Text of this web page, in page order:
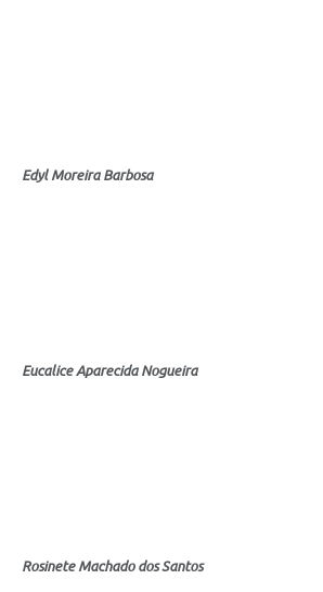
Edyl Moreira Barbosa
Eucalice Aparecida Nogueira
Rosinete Machado dos Santos